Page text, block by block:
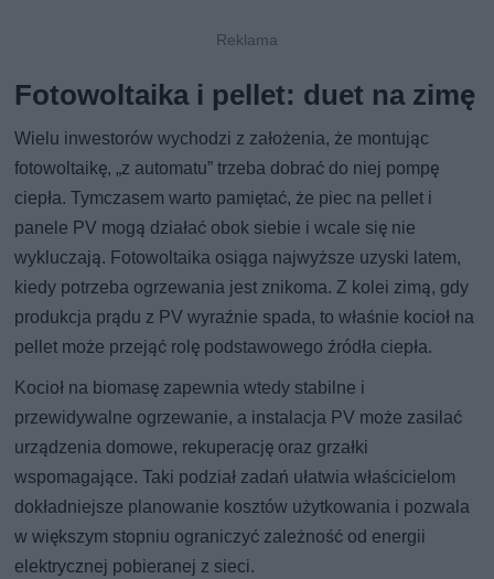
Fotowoltaika i pellet: duet na zimę
Wielu inwestorów wychodzi z założenia, że montując
fotowoltaikę, „z automatu” trzeba dobrać do niej pompę
ciepła. Tymczasem warto pamiętać, że piec na pellet i
panele PV mogą działać obok siebie i wcale się nie
wykluczają. Fotowoltaika osiąga najwyższe uzyski latem,
kiedy potrzeba ogrzewania jest znikoma. Z kolei zimą, gdy
produkcja prądu z PV wyraźnie spada, to właśnie kocioł na
pellet może przejąć rolę podstawowego źródła ciepła.
Kocioł na biomasę zapewnia wtedy stabilne i
przewidywalne ogrzewanie, a instalacja PV może zasilać
urządzenia domowe, rekuperację oraz grzałki
wspomagające. Taki podział zadań ułatwia właścicielom
dokładniejsze planowanie kosztów użytkowania i pozwala
w większym stopniu ograniczyć zależność od energii
elektrycznej pobieranej z sieci.